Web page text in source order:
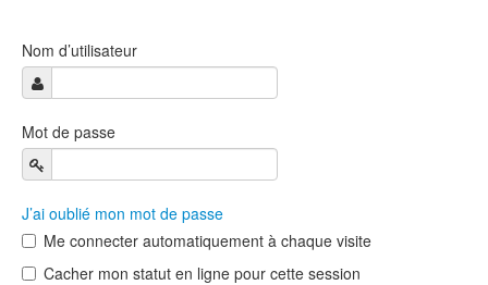
Nom d’utilisateur
Mot de passe
J’ai oublié mon mot de passe
Me connecter automatiquement à chaque visite
Cacher mon statut en ligne pour cette session